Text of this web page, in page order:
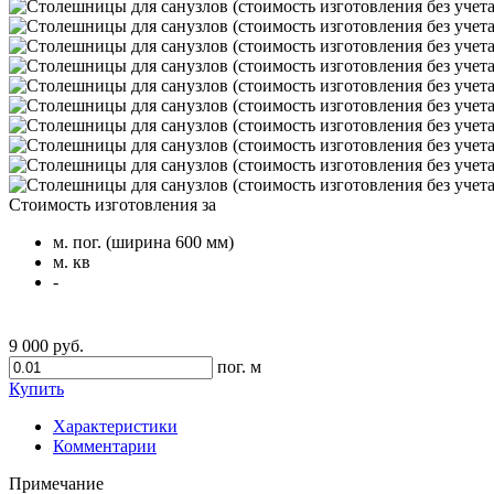
Стоимость изготовления за
м. пог. (ширина 600 мм)
м. кв
-
9 000 руб.
пог. м
Купить
Характеристики
Комментарии
Примечание